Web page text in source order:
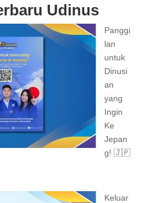
Udinus
Panggi
lan
untuk
Dinusi
an
yang
Ingin
Ke
Jepan
g! 🇯🇵
Keluar